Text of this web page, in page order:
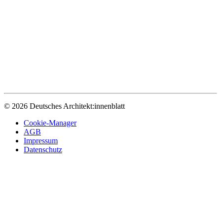
© 2026 Deutsches Architekt:innenblatt
Cookie-Manager
AGB
Impressum
Datenschutz